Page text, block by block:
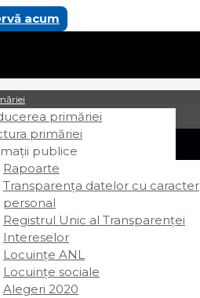
acum
primăriei
primăriei
publice
Rapoarte
Transparența datelor cu caracter
personal
Registrul Unic al Transparenței
Intereselor
Locuințe ANL
Locuințe sociale
Alegeri 2020